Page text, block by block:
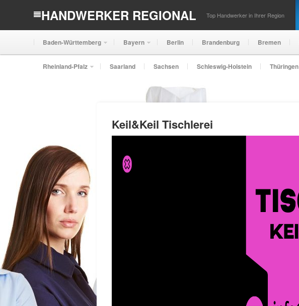
HANDWERKER REGIONAL Top Handwerker in Ihrer Region
Baden-Württemberg Bayern Berlin Brandenburg Bremen
Rheinland-Pfalz Saarland Sachsen Schleswig-Holstein Thüringen
Keil&Keil Tischlerei